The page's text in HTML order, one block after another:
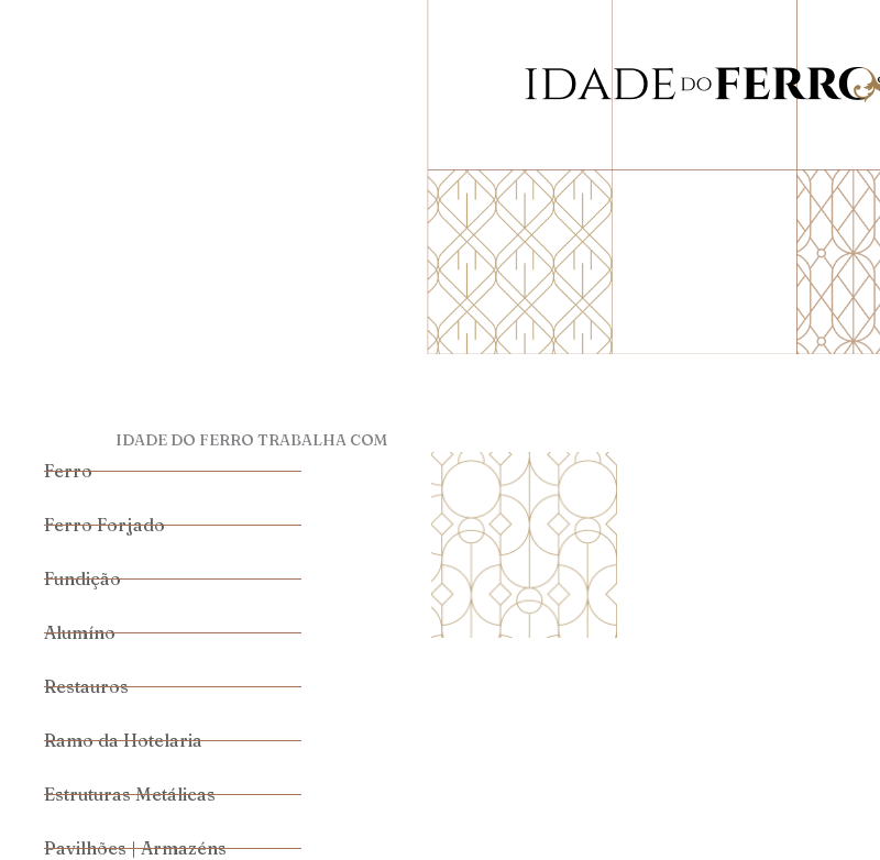
IDADE DO FERRO TRABALHA COM
Ferro
Ferro Forjado
Fundição
Alumíno
Restauros
Ramo da Hotelaria
Estruturas Metálicas
Pavilhões | Armazéns